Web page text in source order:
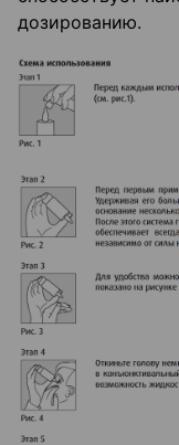
дозированию.